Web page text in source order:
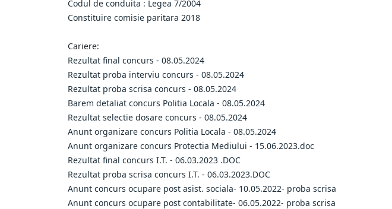
Codul de conduita : Legea 7/2004
Constituire comisie paritara 2018
Cariere:
Rezultat final concurs - 08.05.2024
Rezultat proba interviu concurs - 08.05.2024
Rezultat proba scrisa concurs - 08.05.2024
Barem detaliat concurs Politia Locala - 08.05.2024
Rezultat selectie dosare concurs - 08.05.2024
Anunt organizare concurs Politia Locala - 08.05.2024
Anunt organizare concurs Protectia Mediului - 15.06.2023.doc
Rezultat final concurs I.T. - 06.03.2023 .DOC
Rezultat proba scrisa concurs I.T. - 06.03.2023.DOC
Anunt concurs ocupare post asist. sociala- 10.05.2022- proba scrisa
Anunt concurs ocupare post contabilitate- 06.05.2022- proba scrisa